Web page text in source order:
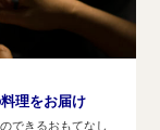
理をお届け
できるおもてなし